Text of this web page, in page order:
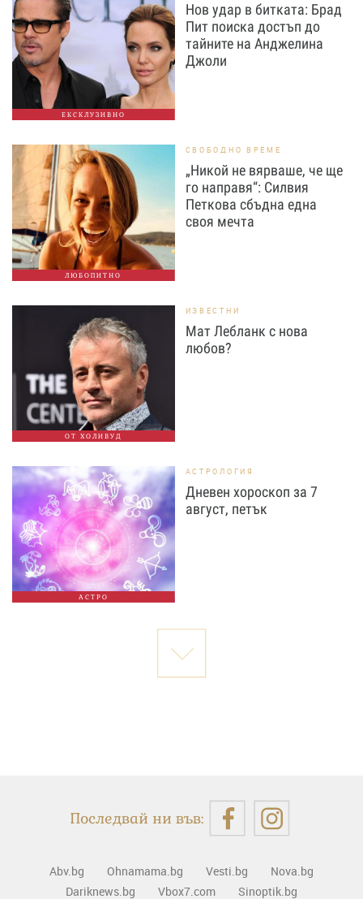
ЕКСКЛУЗИВНО
Нов удар в битката: Брад
Пит поиска достъп до
тайните на Анджелина
Джоли
ЛЮБОПИТНО
СВОБОДНО ВРЕМЕ
„Никой не вярваше, че ще
го направя“: Силвия
Петкова сбъдна една
своя мечта
ОТ ХОЛИВУД
ИЗВЕСТНИ
Мат Лебланк с нова
любов?
АСТРО
АСТРОЛОГИЯ
Дневен хороскоп за 7
август, петък
Последвай ни във:
Abv.bg Ohnamama.bg Vesti.bg
Nova.bg
Dariknews.bg
Vbox7.com Sinoptik.bg